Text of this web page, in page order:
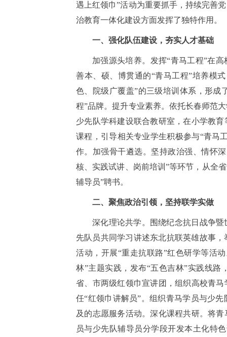
遇上红领巾”活动为重要抓手，持续完善
治教育一体化建设方面发挥了独特作用。
一、强化队伍建设，夯实人才基础
加强源头培养。发挥“青马工程”在
善本、硕、博贯通的“青马工程”培养模
色、院级广覆盖”的三级培训体系，形成
程”品牌。提升专业素养。依托长春师范
少先队学科建设联合教研室，在小学教
课程，引导相关专业学生积极参与“青马
作。加强骨干遴选。坚持政治强、情怀
核、实践试讲、岗前培训”等环节，从全
辅导员”聘书。
二、聚焦政治引领，坚持联学实做
深化理论共学。围绕纪念抗日战争
先队员共同学习讲述东北抗联英雄故事
活动，开展“重走抗联路”红色研学等活
林”主题实践，发布“五色吉林”实践线
省、市两级红领巾宣讲团，组织高校青
任“红领巾讲解员”。组织青马学员与少
及的志愿服务活动。深化课程共研。将
员与少先队辅导员分学段开发本土化特